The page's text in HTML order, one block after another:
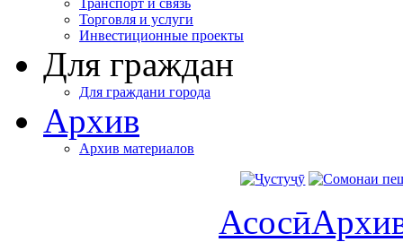
Транспорт и связь
Торговля и услуги
Инвестиционные проекты
Для граждан
Для граждани города
Архив
Архив материалов
Асосӣ